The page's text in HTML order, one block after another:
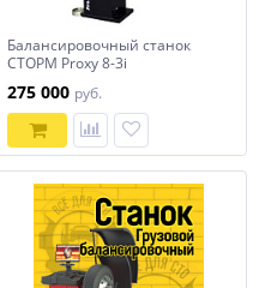
Балансировочный станок
СТОРМ Proxy 8-3i
275 000 руб.